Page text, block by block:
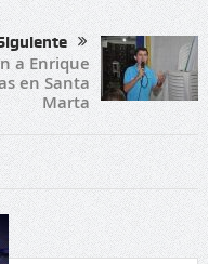
a Enrique
en Santa
Marta